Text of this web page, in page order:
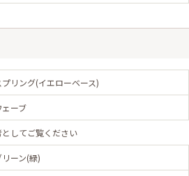
プリング(イエローベース)
ェーブ
してご覧ください
リーン(緑)